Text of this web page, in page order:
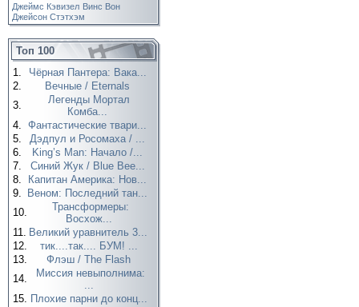
Джеймс Кэвизел Винс Вон
Джейсон Стэтхэм
Топ 100
1.
Чёрная Пантера: Вака...
2.
Вечные / Eternals
3.
Легенды Мортал
Комба...
4. Фантастические твари...
5.
Дэдпул и Росомаха / ...
6.
King’s Man: Начало /...
7.
Синий Жук / Blue Bee...
8.
Капитан Америка: Нов...
9.
Веном: Последний тан...
10.
Трансформеры:
Восхож...
11. Великий уравнитель 3...
12.
тик....так.... БУМ! ...
13.
Флэш / The Flash
14.
Миссия невыполнима:
...
15. Плохие парни до конц...